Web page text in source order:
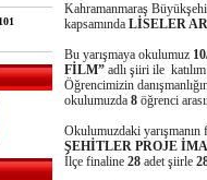
Kahramanmaraş
kapsamında LİSELER
Bu yarışmaya okulumuz
FİLM” adlı şiiri ile katılım
Öğrencimizin
okulumuzda 8 öğrenci
Okulumuzdaki yarışmanın
ŞEHİTLER PROJE
İlçe finaline 28 adet şiirle